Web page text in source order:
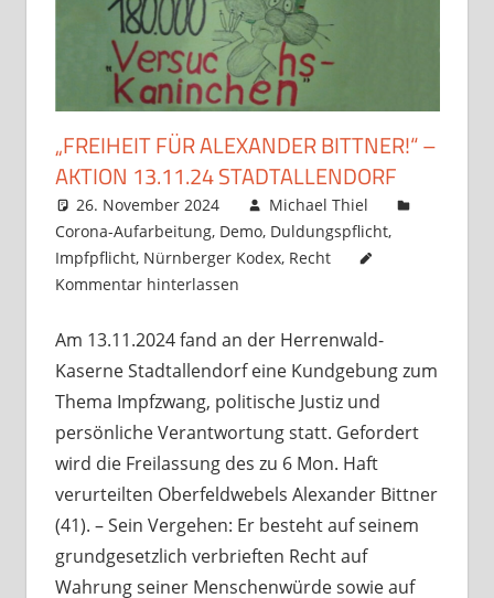
„FREIHEIT FÜR ALEXANDER BITTNER!“ –
AKTION 13.11.24 STADTALLENDORF
26. November 2024
Michael Thiel
Corona-Aufarbeitung, Demo, Duldungspflicht,
Impfpflicht, Nürnberger Kodex, Recht
Kommentar hinterlassen
Am 13.11.2024 fand an der Herrenwald-
Kaserne Stadtallendorf eine Kundgebung zum
Thema Impfzwang, politische Justiz und
persönliche Verantwortung statt. Gefordert
wird die Freilassung des zu 6 Mon. Haft
verurteilten Oberfeldwebels Alexander Bittner
(41). – Sein Vergehen: Er besteht auf seinem
grundgesetzlich verbrieften Recht auf
Wahrung seiner Menschenwürde sowie auf